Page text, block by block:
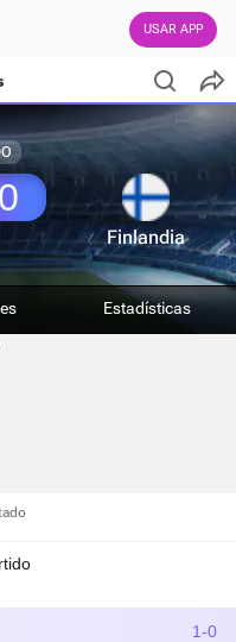
USAR APP
0
Finlandia
Estadísticas
1-0